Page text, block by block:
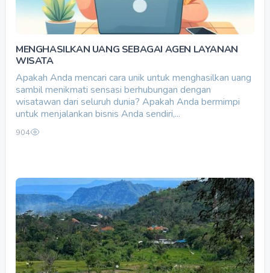
MENGHASILKAN UANG SEBAGAI AGEN LAYANAN
WISATA
Apakah Anda mencari cara unik untuk menghasilkan uang
sambil menikmati sensasi berhubungan dengan
wisatawan dari seluruh dunia? Apakah Anda bermimpi
untuk menjalankan bisnis Anda sendiri,...
904